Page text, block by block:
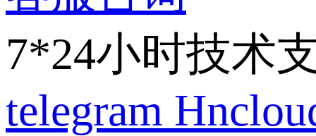
7*24小时技术
telegram